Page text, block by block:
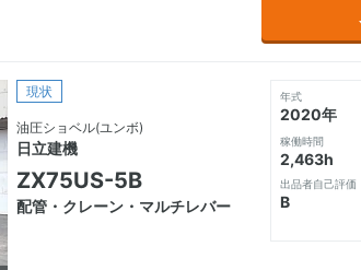
現状
油圧ショベル(ユンボ)
日立建機
ZX75US-5B
配管・クレーン・マルチレバー
年式
2020年
稼働時間
2,463h
出品者自己評価
B